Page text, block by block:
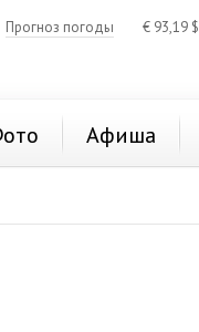
Прогноз погоды € 93,19 $
Афиша